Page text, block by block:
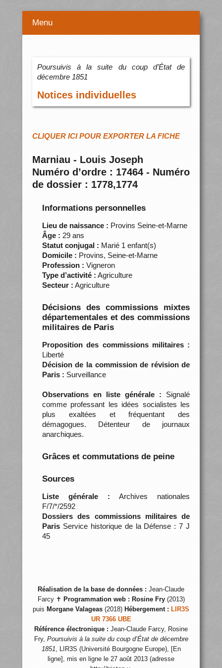
Menu
Poursuivis à la suite du coup d’État de
décembre 1851
Notices individuelles
CLIQUER ICI POUR EXPORTER LA FICHE
Marniau - Louis Joseph
Numéro d’ordre : 17464 - Numéro
de dossier : 1778,1774
Informations personnelles
Lieu de naissance : Provins Seine-et-Marne
Âge : 29 ans
Statut conjugal : Marié 1 enfant(s)
Domicile : Provins, Seine-et-Marne
Profession : Vigneron
Type d’activité : Agriculture
Secteur : Agriculture
Décisions des commissions mixtes
départementales et des commissions
militaires de Paris
Proposition des commissions militaires :
Liberté
Décision de la commission de révision de
Paris : Surveillance
Observations en liste générale : Signalé
comme professant les idées socialistes les
plus exaltées et fréquentant des
démagogues. Détenteur de journaux
anarchiques.
Grâces et commutations de peine
Sources
Liste générale : Archives nationales
F/7/*/2592
Dossiers des commissions militaires de
ParisService historique de la Défense : 7 J
45
Réalisation de la base de données : Jean-Claude
Farcy ✝ Programmation web : Rosine Fry(2013)
puis Morgane Valageas (2018) Hébergement : LIR3S
UR 7366 UBE
Référence électronique : Jean-Claude Farcy, Rosine
Fry, Poursuivis à la suite du coup d’État de décembre
1851, LIR3S (Université Bourgogne Europe), [En
ligne], mis en ligne le 27 août 2013 (adresse